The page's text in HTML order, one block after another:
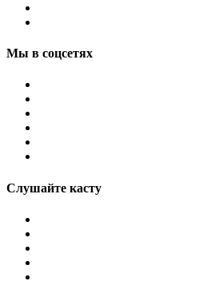
Мы в соцсетях
Слушайте касту